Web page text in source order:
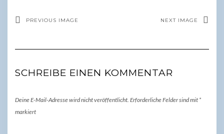
PREVIOUS IMAGE NEXT IMAGE
SCHREIBE EINEN KOMMENTAR
Deine E-Mail-Adresse wird nicht veröffentlicht. Erforderliche Felder sind mit *
markiert